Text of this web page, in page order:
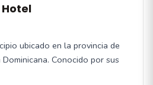
ubicado en la provincia de
Conocido por sus